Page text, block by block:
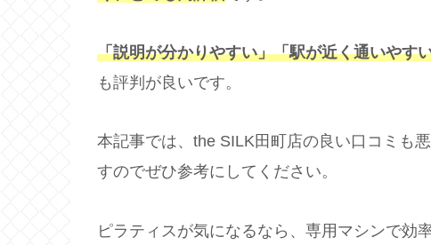
「説明が分かりやすい」「駅が近く通いやす
も評判が良いです。
本記事では、the SILK田町店の良い口コミも
すのでぜひ参考にしてください。
ピラティスが気になるなら、専用マシンで効